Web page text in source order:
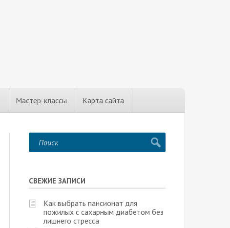
Мастер-классы Карта сайта
СВЕЖИЕ ЗАПИСИ
Как выбрать пансионат для
пожилых с сахарным диабетом без
лишнего стресса